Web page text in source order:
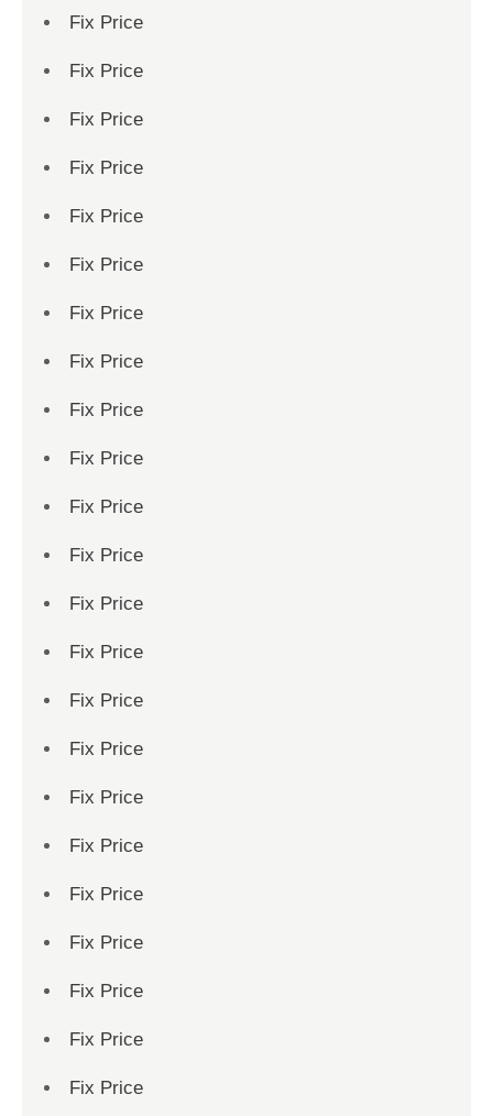
Fix Price
Fix Price
Fix Price
Fix Price
Fix Price
Fix Price
Fix Price
Fix Price
Fix Price
Fix Price
Fix Price
Fix Price
Fix Price
Fix Price
Fix Price
Fix Price
Fix Price
Fix Price
Fix Price
Fix Price
Fix Price
Fix Price
Fix Price